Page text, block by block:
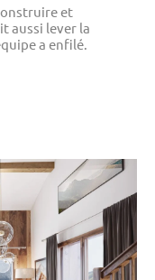
et
aussi lever la
a enfilé.